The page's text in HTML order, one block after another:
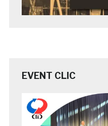
EVENT CLIC